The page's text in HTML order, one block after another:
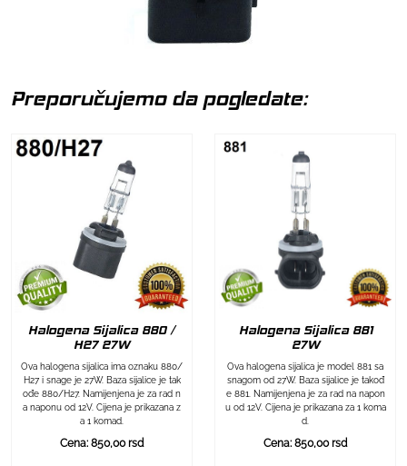
Preporučujemo da pogledate:
Halogena Sijalica 880 /
H27 27W
Ova halogena sijalica ima oznaku 880/
H27 i snage je 27W. Baza sijalice je tak
ođe 880/H27. Namijenjena je za rad n
a naponu od 12V. Cijena je prikazana z
a 1 komad.
Cena: 850,00 rsd
Halogena Sijalica 881
27W
Ova halogena sijalica je model 881 sa
snagom od 27W. Baza sijalice je takođ
e 881. Namijenjena je za rad na napon
u od 12V. Cijena je prikazana za 1 koma
d.
Cena: 850,00 rsd